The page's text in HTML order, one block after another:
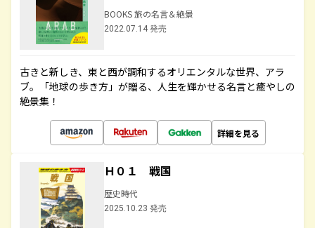
BOOKS 旅の名言＆絶景
2022.07.14 発売
古きと新しき、東と西が調和するオリエンタルな世界、アラ
ブ。「地球の歩き方」が贈る、人生を輝かせる名言と癒やしの
絶景集！
詳細を見る
Ｈ０１ 戦国
歴史時代
2025.10.23 発売